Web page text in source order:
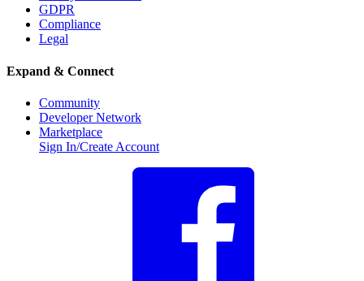
GDPR
Compliance
Legal
Expand & Connect
Community
Developer Network
Marketplace
Sign In/Create Account